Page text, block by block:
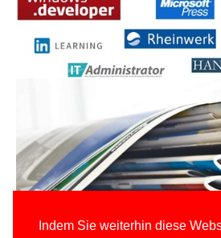
Indem Sie weiterhin diese